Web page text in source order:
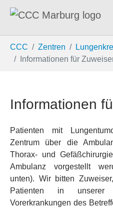
CCC Zentren
Informationen für
Informationen
Patienten mit
Zentrum über die
Thorax- und
Ambulanz vorgestellt
unten). Wir bitten
Patienten in
Vorerkrankungen des